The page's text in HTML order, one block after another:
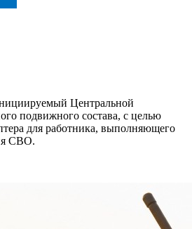
Центральной
подвижного состава, с целью
для работника, выполняющего
СВО.